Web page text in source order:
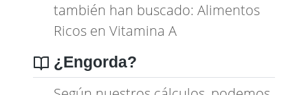
también han buscado: Alimentos
Ricos en Vitamina A
¿Engorda?